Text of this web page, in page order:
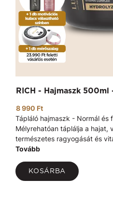
RICH - Hajmaszk
8 990 Ft
Tápláló hajmaszk - Normál és
Mélyrehatóan táplálja a hajat,
természetes ragyogását és
Tovább
KOSÁRBA